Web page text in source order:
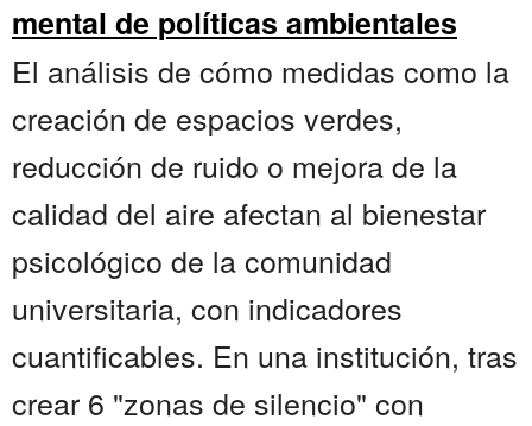
mental de políticas ambientales
El análisis de cómo medidas como la
creación de espacios verdes,
reducción de ruido o mejora de la
calidad del aire afectan al bienestar
psicológico de la comunidad
universitaria, con indicadores
cuantificables. En una institución, tras
crear 6 "zonas de silencio" con